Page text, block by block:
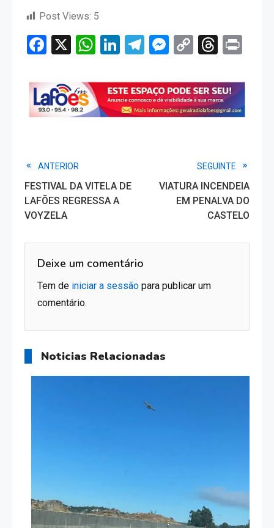
Post Views: 5
Facebook
X WhatsApp
LinkedIn
Telegram
Messenger
Copy
Read
more
ANTERIOR
FESTIVAL DA VITELA DE
LAFÕES REGRESSA A
VOYZELA
SEGUINTE
VIATURA INCENDEIA
EM PENALVA DO
CASTELO
Deixe um comentário
Tem de iniciar a sessão para publicar um
comentário.
Noticias Relacionadas